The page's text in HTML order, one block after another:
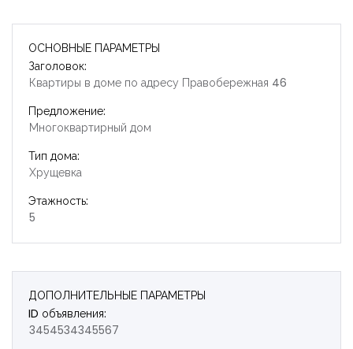
ОСНОВНЫЕ ПАРАМЕТРЫ
Заголовок:
Квартиры в доме по адресу Правобережная 46
Предложение:
Многоквартирный дом
Тип дома:
Хрущевка
Этажность:
5
ДОПОЛНИТЕЛЬНЫЕ ПАРАМЕТРЫ
ID объявления:
3454534345567